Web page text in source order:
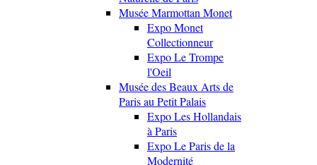
Musée Marmottan Monet
Expo Monet
Collectionneur
Expo Le Trompe
l'Oeil
Musée des Beaux Arts de
Paris au Petit Palais
Expo Les Hollandais
à Paris
Expo Le Paris de la
Modernité